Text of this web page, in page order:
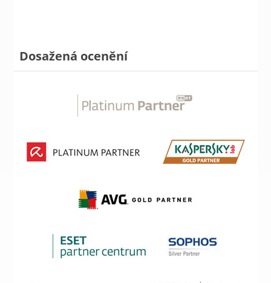
Dosažená ocenění